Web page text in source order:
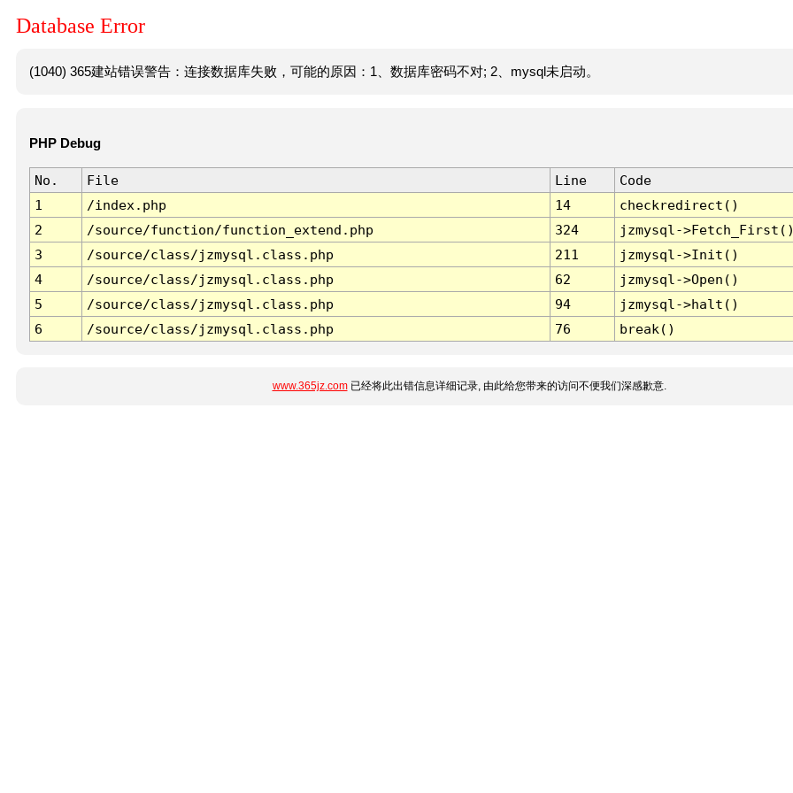
Database Error
(1040) 365建站错误警告：连接数据库失败，可能的原因：1、数据库密码不对; 2、mysql未启动。
PHP Debug
No. File Line
Code
1
/index.php 14
checkredirect()
2
/source/function/function_extend.php 324
jzmysql-
3
/source/class/jzmysql.class.php 211
jzmysql->Init()
4
/source/class/jzmysql.class.php 62
jzmysql->Open()
5
/source/class/jzmysql.class.php 94
jzmysql->halt()
6
/source/class/jzmysql.class.php 76 break()
www.365jz.com已经将此出错信息详细记录, 由此给您带来的访问不便我们深感歉意.